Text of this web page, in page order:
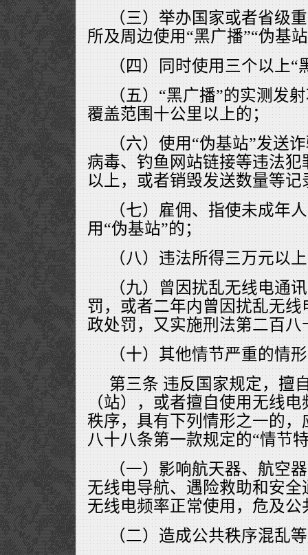
（三）举办国家或者省级
所及周边使用“黑广播”“伪基
（四）同时使用三个以上“
（五）“黑广播”的实测发
覆盖范围十公里以上的；
（六）使用“伪基站”发送
病毒、钓鱼网站链接等违法
以上，或者销毁发送数量等记
（七）雇佣、指使未成年
用“伪基站”的；
（八）违法所得三万元以
（九）曾因扰乱无线电通
罚，或者二年内曾因扰乱无
政处罚，又实施刑法第二百
（十）其他情节严重的情
第三条 违反国家规定，擅
（站），或者擅自使用无线
秩序，具有下列情形之一的
八十八条第一款规定的“情节
（一）影响航天器、航空
无线电导航、遇险救助和安
无线电频率正常使用，危及公
（二）造成公共秩序混乱